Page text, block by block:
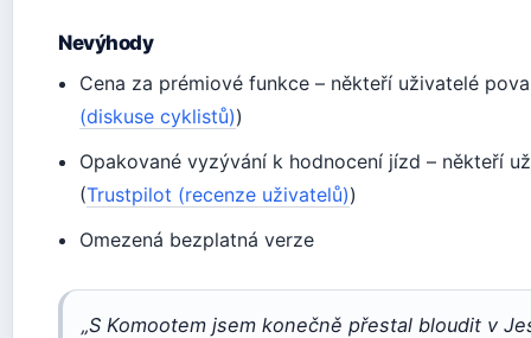
Nevýhody
Cena za prémiové funkce – někteří uživatelé
(diskuse cyklistů))
Opakované vyzývání k hodnocení jízd – někteří
(Trustpilot (recenze uživatelů))
Omezená bezplatná verze
„S Komootem jsem konečně přestal bloudit v